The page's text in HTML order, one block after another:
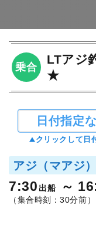
乗合
LTアジ
★
日付指定
クリックして日
アジ（マアジ）
7:30 出船
（集合時刻：30分前）